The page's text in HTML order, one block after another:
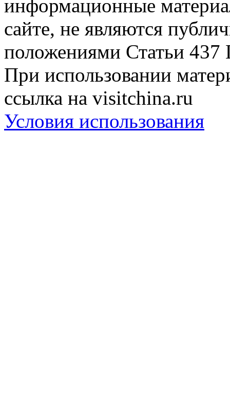
информационные
сайте, не являются
положениями Статьи 437
При использовании
ссылка на visitchina.ru
Условия использования